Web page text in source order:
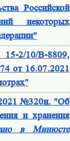
Российской
некоторых
2/10/В-8809,
от 16.07.2021
№320н. "Об
и хранения
в Минюсте